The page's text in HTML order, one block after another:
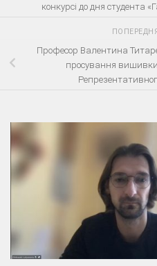
конкурсі до дня студента
Професор Валентина
просування вишивки